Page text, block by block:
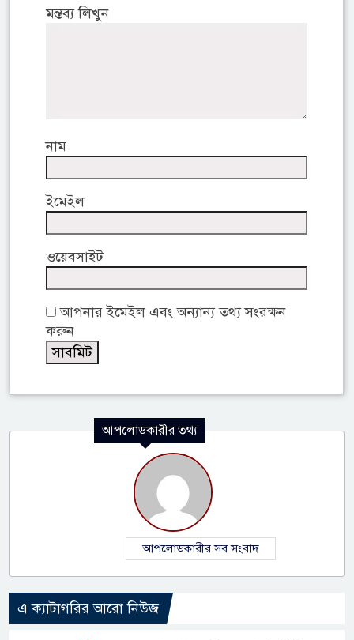
মন্তব্য লিখুন
নাম
ইমেইল
ওয়েবসাইট
আপনার ইমেইল এবং অন্যান্য তথ্য সংরক্ষন
করুন
আপলোডকারীর তথ্য
আপলোডকারীর সব সংবাদ
এ ক্যাটাগরির আরো নিউজ